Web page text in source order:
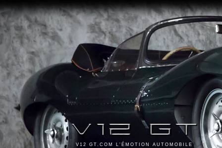
V12 GT.COM L'ÉMOTION AUTOMOBILE